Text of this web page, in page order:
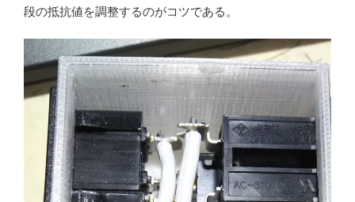
段の抵抗値を調整するのがコツである。